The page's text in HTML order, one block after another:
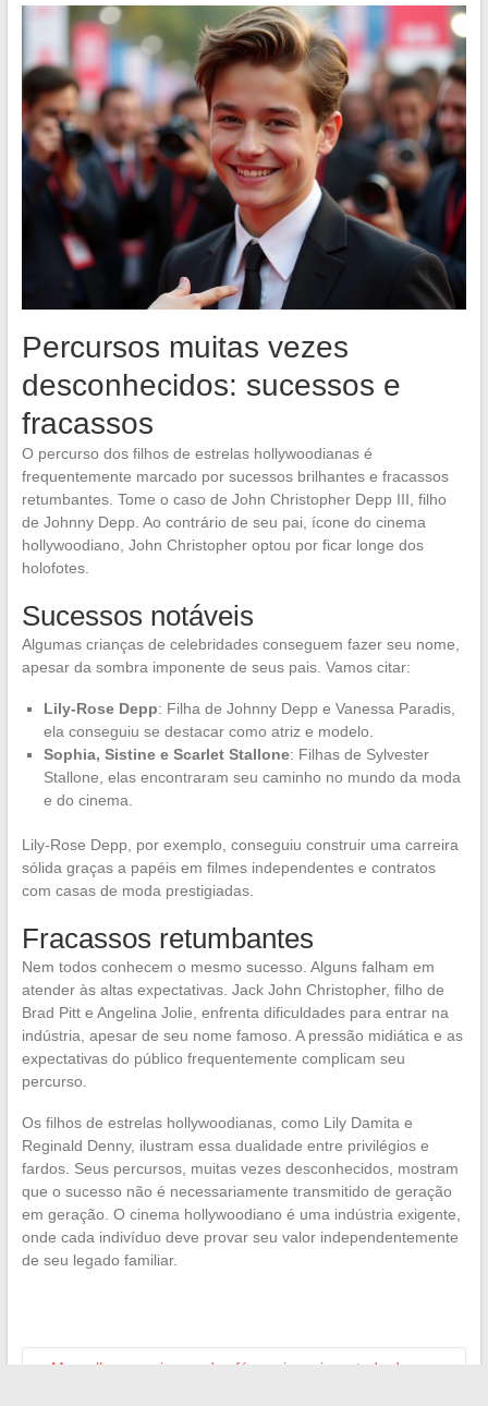
Percursos muitas vezes
desconhecidos: sucessos e
fracassos
O percurso dos filhos de estrelas hollywoodianas é
frequentemente marcado por sucessos brilhantes e fracassos
retumbantes. Tome o caso de John Christopher Depp III, filho
de Johnny Depp. Ao contrário de seu pai, ícone do cinema
hollywoodiano, John Christopher optou por ficar longe dos
holofotes.
Sucessos notáveis
Algumas crianças de celebridades conseguem fazer seu nome,
apesar da sombra imponente de seus pais. Vamos citar:
Lily-Rose Depp: Filha de Johnny Depp e Vanessa Paradis,
ela conseguiu se destacar como atriz e modelo.
Sophia, Sistine e Scarlet Stallone: Filhas de Sylvester
Stallone, elas encontraram seu caminho no mundo da moda
e do cinema.
Lily-Rose Depp, por exemplo, conseguiu construir uma carreira
sólida graças a papéis em filmes independentes e contratos
com casas de moda prestigiadas.
Fracassos retumbantes
Nem todos conhecem o mesmo sucesso. Alguns falham em
atender às altas expectativas. Jack John Christopher, filho de
Brad Pitt e Angelina Jolie, enfrenta dificuldades para entrar na
indústria, apesar de seu nome famoso. A pressão midiática e as
expectativas do público frequentemente complicam seu
percurso.
Os filhos de estrelas hollywoodianas, como Lily Damita e
Reginald Denny, ilustram essa dualidade entre privilégios e
fardos. Seus percursos, muitas vezes desconhecidos, mostram
que o sucesso não é necessariamente transmitido de geração
em geração. O cinema hollywoodiano é uma indústria exigente,
onde cada indivíduo deve provar seu valor independentemente
de seu legado familiar.
Mergulho no universo dos fóruns juvenis: estudo de caso